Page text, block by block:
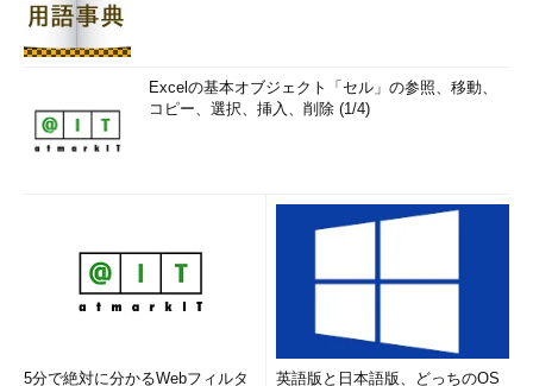
Excelの基本オブジェクト「セル」の参照、移動、
コピー、選択、挿入、削除 (1/4)
5分で絶対に分かるWebフィルタ
英語版と日本語版、どっちのOS